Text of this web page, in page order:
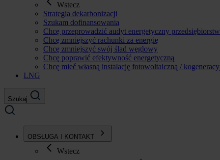
Wstecz
Strategia dekarbonizacji
Szukam dofinansowania
Chcę przeprowadzić audyt energetyczny
Chcę zmniejszyć rachunki za energię
Chcę zmniejszyć swój ślad węglowy
Chcę poprawić efektywność energetyczną
Chcę mieć własną instalację fotowoltaiczną /
LNG
Szukaj
OBSŁUGA I KONTAKT
Wstecz